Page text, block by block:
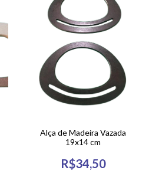
Alça de Madeira Vazada
19x14 cm
R$34,50